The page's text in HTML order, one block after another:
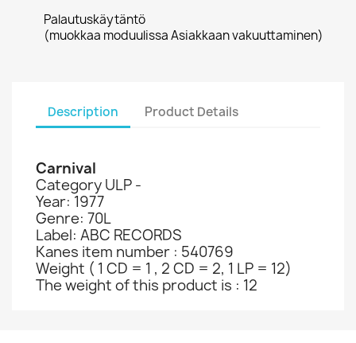
Palautuskäytäntö
(muokkaa moduulissa Asiakkaan vakuuttaminen)
Description Product Details
Carnival
Category ULP -
Year: 1977
Genre: 70L
Label: ABC RECORDS
Kanes item number : 540769
Weight ( 1 CD = 1 , 2 CD = 2, 1 LP = 12)
The weight of this product is : 12